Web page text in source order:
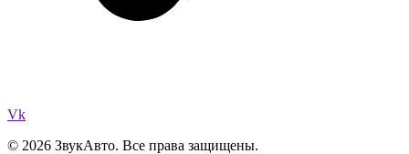
Vk
© 2026 ЗвукАвто. Все права защищены.